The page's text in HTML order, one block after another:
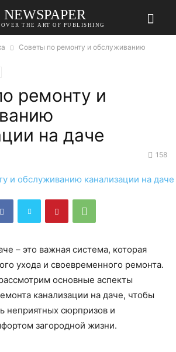
NEWSPAPER
THE ART OF PUBLISHING
Советы по ремонту и обслуживанию
ремонту и
на даче
158
– это важная система, которая
ухода и своевременного ремонта.
основные аспекты
канализации на даче, чтобы
неприятных сюрпризов и
загородной жизни.